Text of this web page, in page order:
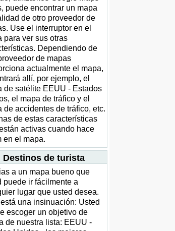
puede encontrar un mapa
de otro proveedor de
Use el interruptor en el
para ver sus otras
Dependiendo de
de mapas
actualmente el mapa,
allí, por ejemplo, el
de satélite EEUU - Estados
el mapa de tráfico y el
de accidentes de tráfico, etc.
de estas características
activas cuando hace
en el mapa.
Destinos de turista
a un mapa bueno que
puede ir fácilmente a
lugar que usted desea.
una insinuación: Usted
escoger un objetivo de
de nuestra lista: EEUU -